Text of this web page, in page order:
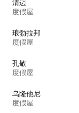
清迈
度假屋
琅勃拉邦
度假屋
孔敬
度假屋
乌隆他尼
度假屋